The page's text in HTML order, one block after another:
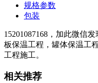
规格参数
包装
15201087168，加此微信
板保温工程，罐体保温工
工程施工。
相关推荐